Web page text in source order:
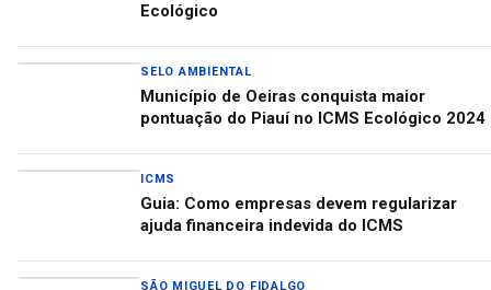
Ecológico
SELO AMBIENTAL
Município de Oeiras conquista maior
pontuação do Piauí no ICMS Ecológico 2024
ICMS
Guia: Como empresas devem regularizar
ajuda financeira indevida do ICMS
SÃO MIGUEL DO FIDALGO